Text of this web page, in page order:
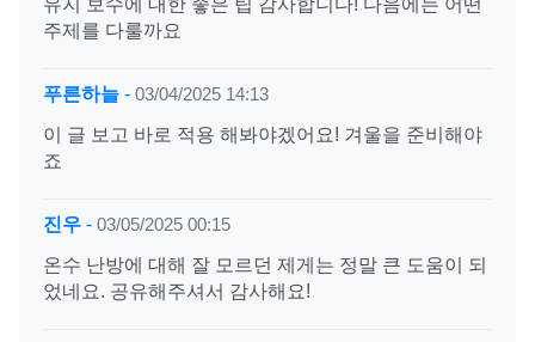
유지 보수에 대한 좋은 팁 감사합니다! 다음에는 어떤
주제를 다룰까요
푸른하늘 - 03/04/2025 14:13
이 글 보고 바로 적용 해봐야겠어요! 겨울을 준비해야
죠
진우 - 03/05/2025 00:15
온수 난방에 대해 잘 모르던 제게는 정말 큰 도움이 되
었네요. 공유해주셔서 감사해요!